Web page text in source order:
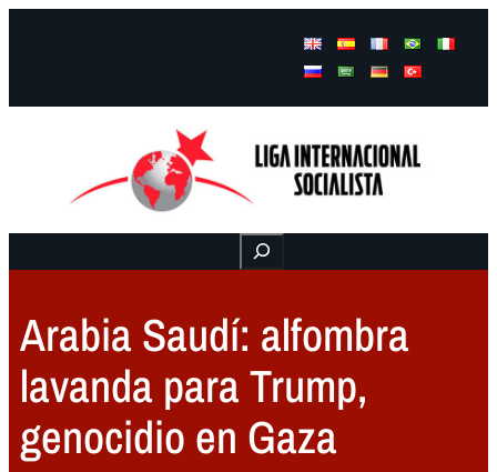
Buscar
Arabia Saudí: alfombra
lavanda para Trump,
genocidio en Gaza